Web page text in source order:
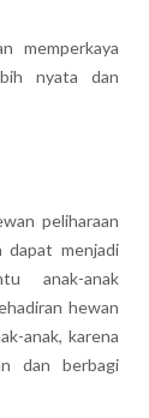
memperkaya
nyata dan
peliharaan
dapat menjadi
anak-anak
hewan
anak, karena
dan berbagi